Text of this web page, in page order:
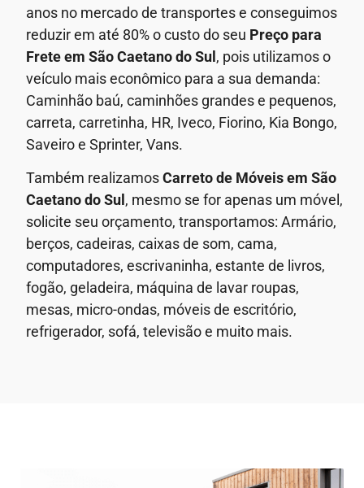
anos no mercado de transportes e conseguimos
reduzir em até 80% o custo do seu Preço para
Frete em São Caetano do Sul , pois utilizamos o
veículo mais econômico para a sua demanda:
Caminhão baú, caminhões grandes e pequenos,
carreta, carretinha, HR, Iveco, Fiorino, Kia Bongo,
Saveiro e Sprinter, Vans.
Também realizamosCarreto de Móveis em São
Caetano do Sul , mesmo se for apenas um móvel,
solicite seu orçamento, transportamos: Armário,
berços, cadeiras, caixas de som, cama,
computadores, escrivaninha, estante de livros,
fogão, geladeira, máquina de lavar roupas,
mesas, micro-ondas, móveis de escritório,
refrigerador, sofá, televisão e muito mais.